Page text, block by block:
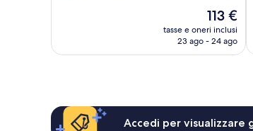
Il
prezzo
attuale
113 €
tasse e oneri inclusi
23 ago - 24 ago
Accedi per visualizzare